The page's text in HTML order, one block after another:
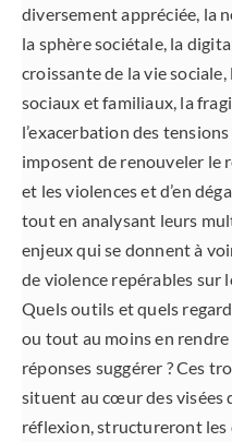
diversement appréciée, la
la sphère sociétale, la
croissante de la vie
sociaux et familiaux, la
l’exacerbation des
imposent de renouveler le
et les violences et d’en
tout en analysant leurs
enjeux qui se donnent à
de violence repérables sur
Quels outils et quels
ou tout au moins en
réponses suggérer ? Ces
situent au cœur des visées
réflexion, structureront